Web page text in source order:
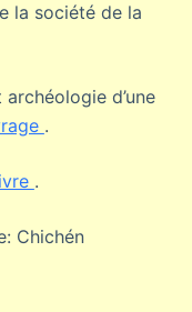
la société de la
d’une
.
.
Chichén